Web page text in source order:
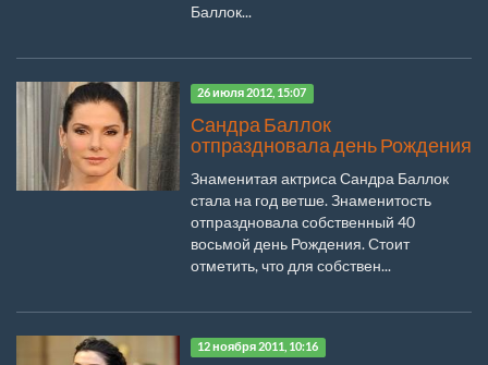
Баллок...
26 июля 2012, 15:07
Сандра Баллок
отпраздновала день Рождения
Знаменитая актриса Сандра Баллок
стала на год ветше. Знаменитость
отпраздновала собственный 40
восьмой день Рождения. Стоит
отметить, что для собствен...
12 ноября 2011, 10:16